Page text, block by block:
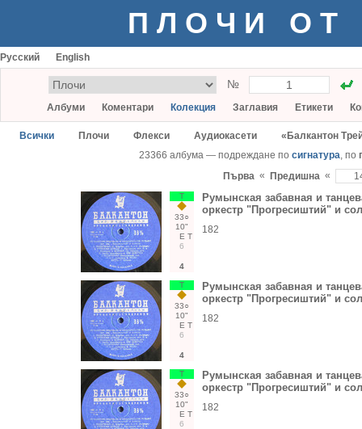
ПЛОЧИ ОТ
Русский English
№
Албуми Коментари Колекция Заглавия Етикети
Всички Плочи Флекси Аудиокасети
«Балкантон
23366 албума — подреждане по сигнатура, по
Първа « Предишна «
Т
33○
10"
Е Т
6
4
Румынская забавная и
оркестр "Прогресиштий" и
182
Т
33○
10"
Е Т
6
4
Румынская забавная и
оркестр "Прогресиштий" и
182
Т
33○
10"
Е Т
6
Румынская забавная и
оркестр "Прогресиштий" и
182